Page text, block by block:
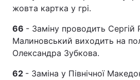
жовта картка у грі.
66 - Заміну проводить Сергій
Малиновський виходить на
Олександра Зубкова.
62 - Заміна у Північної